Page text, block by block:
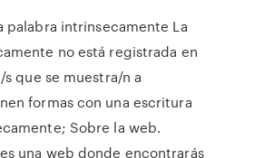
palabra intrinsecamente La
no está registrada en
que se muestra/n a
formas con una escritura
Sobre la web.
una web donde encontrarás